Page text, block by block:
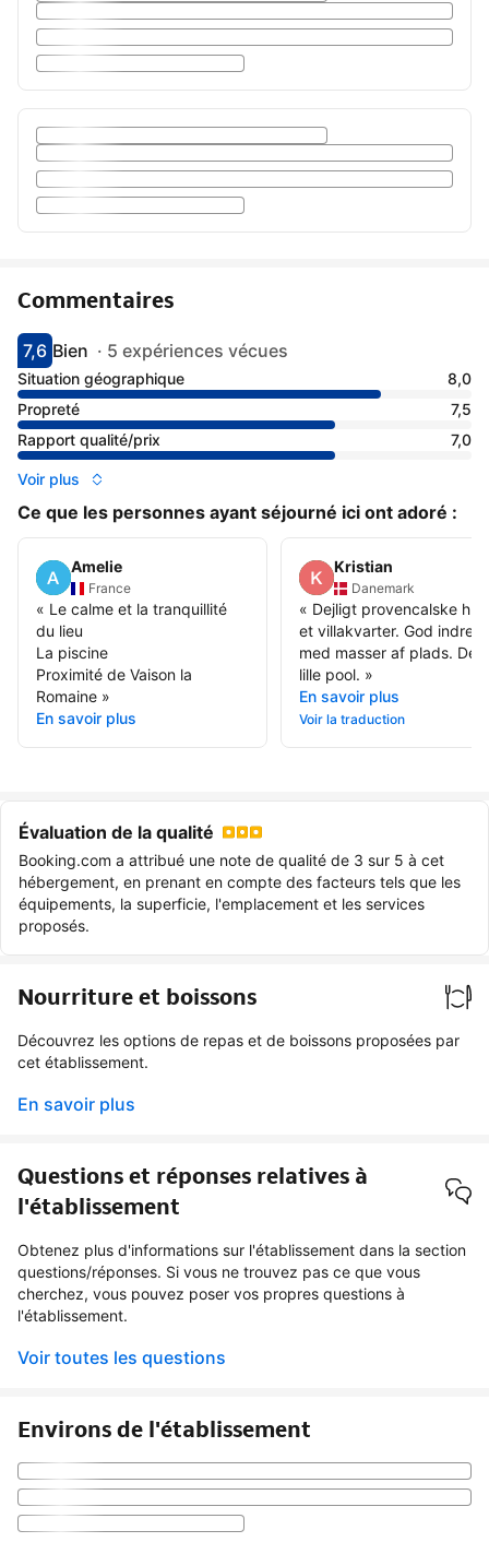
Commentaires
Avec une note de 7.6
7,6
bien Bien · 5 expériences vécues
Situation géographique
8,0
Propreté
7,5
Rapport qualité/prix
7,0
Voir plus
Ce que les personnes ayant séjourné ici ont adoré :
Amelie
France
« Le calme et la tranquillité
du lieu
La piscine
Proximité de Vaison la
Romaine »
En savoir plus
Kristian
Danemark
« Dejligt provencalske
et villakvarter. God
med masser af plads.
lille pool. »
En savoir plus
Voir la traduction
Évaluation de la qualité
Booking.com a attribué une note de qualité de 3 sur 5 à cet
hébergement, en prenant en compte des facteurs tels que les
équipements, la superficie, l'emplacement et les services
proposés.
Nourriture et boissons
Découvrez les options de repas et de boissons proposées par
cet établissement.
En savoir plus
Questions et réponses relatives à
l'établissement
Obtenez plus d'informations sur l'établissement dans la section
questions/réponses. Si vous ne trouvez pas ce que vous
cherchez, vous pouvez poser vos propres questions à
l'établissement.
Voir toutes les questions
Environs de l'établissement